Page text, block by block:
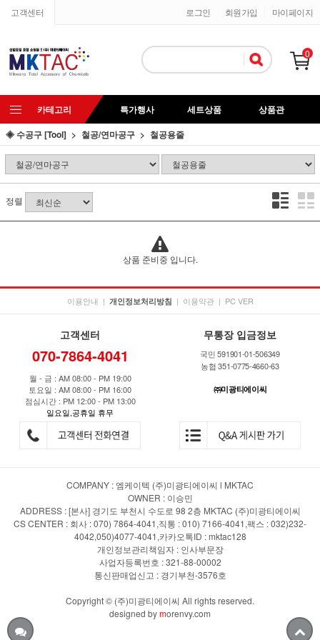
고객센터 마이페이지
회원가입
로그인
0
카테고리 특가행사 세트상품
상품관
◈ 수공구 [Tool]
철공/연마공구 철공용줄
정렬
상품 준비중 입니다.
이용안내 | 개인정보처리방침 | 이용약관 | PC VER
고객센터
070-7864-4041
월 - 금 : AM 08:00 - PM 19:00
토요일 : AM 08:00 - PM 16:00
점심시간 : PM 12:00 - PM 13:00
일요일,공휴일 휴무
무통장 입금정보
국민 591901-01-506349
농협 351-0775-4660-63
㈜미광티에이씨
COMPANY : 엠케이텍 (주)미광티에이씨 l MKTAC
OWNER : 이승민
ADDRESS : [본사] 경기도 부천시 수도로 98 2층 MKTAC (주)미광티에이씨
CS CENTER : 회사 : 070) 7864-4041,직통 : 010) 7166-4041,팩스 : 032)232-
4042,050)4077-4041,카카오톡ID : mktac128
개인정보관리책임자 : 인사부문장
사업자등록번호 : 321-88-00002
통신판매업신고 : 경기부천-3576호
Copyright © (주)미광티에이씨 All rights reserved.
designed bymorenvy.com